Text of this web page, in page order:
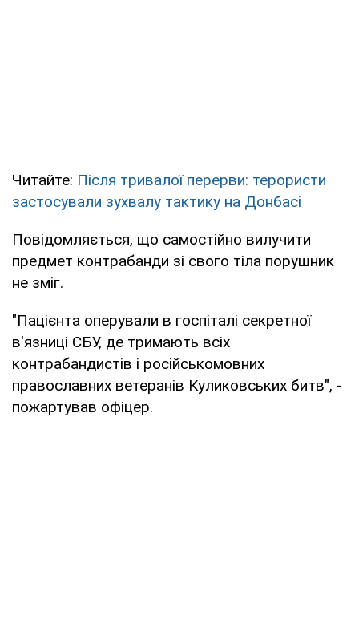
Читайте: Після тривалої перерви: терористи
застосували зухвалу тактику на Донбасі
Повідомляється, що самостійно вилучити
предмет контрабанди зі свого тіла порушник
не зміг.
"Пацієнта оперували в госпіталі секретної
в'язниці СБУ, де тримають всіх
контрабандистів і російськомовних
православних ветеранів Куликовських битв", -
пожартував офіцер.